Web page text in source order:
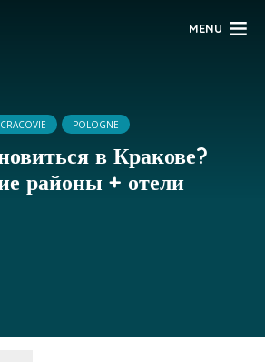
MENU
CRACOVIE POLOGNE
в Кракове?
районы + отели